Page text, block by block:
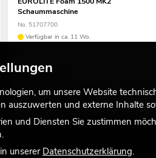
Schaummaschine
No. 51707700
Verfügbar in ca. 11 Wo.
249,00
um unsere Website
auszuwerten und externe Inhalte
und Diensten Sie zustimmen
unsererDatenschutzerklärung.